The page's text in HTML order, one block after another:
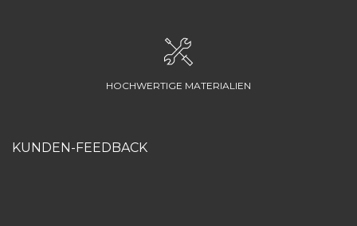
HOCHWERTIGE MATERIALIEN
KUNDEN-FEEDBACK